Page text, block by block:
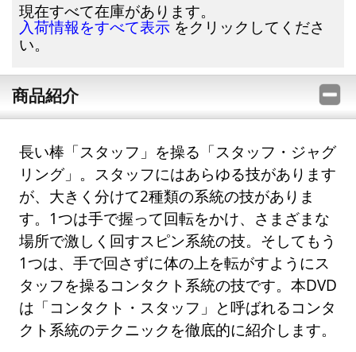
現在すべて在庫があります。
入荷情報をすべて表示 をクリックしてくださ
い。
商品紹介
長い棒「スタッフ」を操る「スタッフ・ジャグ
リング」。スタッフにはあらゆる技があります
が、大きく分けて2種類の系統の技がありま
す。1つは手で握って回転をかけ、さまざまな
場所で激しく回すスピン系統の技。そしてもう
1つは、手で回さずに体の上を転がすようにス
タッフを操るコンタクト系統の技です。本DVD
は「コンタクト・スタッフ」と呼ばれるコンタ
クト系統のテクニックを徹底的に紹介します。